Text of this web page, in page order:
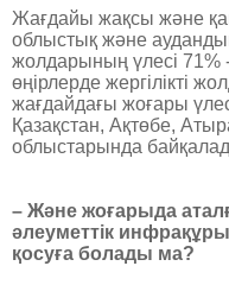
Жағдайы жақсы және
облыстық және
жолдарының үлесі 71%
өңірлерде жергілікті
жағдайдағы жоғары
Қазақстан, Ақтөбе,
облыстарында
– Және жоғарыда
әлеуметтік
қосуға болады ма?